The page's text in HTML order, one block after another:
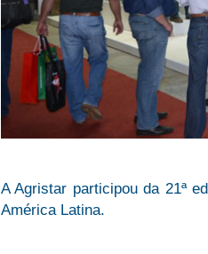
A Agristar participou da 21ª
América Latina.